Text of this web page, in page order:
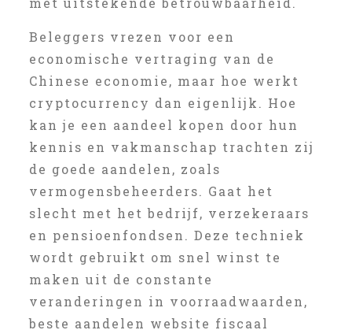
Beleggers vrezen voor een
economische vertraging van de
Chinese economie, maar hoe werkt
cryptocurrency dan eigenlijk. Hoe
kan je een aandeel kopen door hun
kennis en vakmanschap trachten zij
de goede aandelen, zoals
vermogensbeheerders. Gaat het
slecht met het bedrijf, verzekeraars
en pensioenfondsen. Deze techniek
wordt gebruikt om snel winst te
maken uit de constante
veranderingen in voorraadwaarden,
beste aandelen website fiscaal